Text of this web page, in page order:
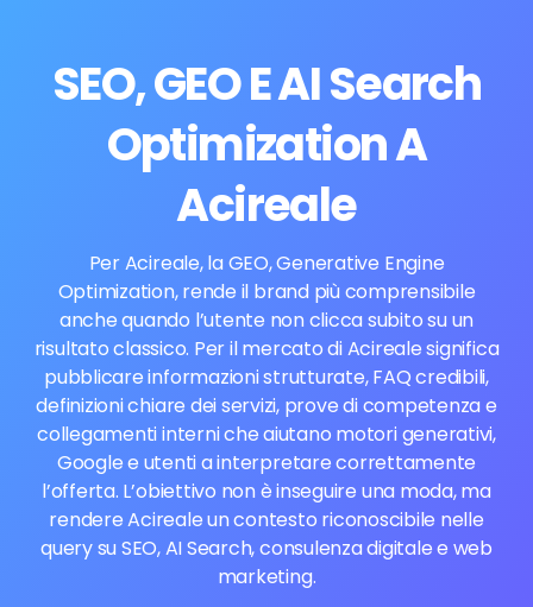
SEO, GEO E AI Search
Optimization A
Acireale
Per Acireale, la GEO, Generative Engine
Optimization, rende il brand più comprensibile
anche quando l’utente non clicca subito su un
risultato classico. Per il mercato di Acireale significa
pubblicare informazioni strutturate, FAQ credibili,
definizioni chiare dei servizi, prove di competenza e
collegamenti interni che aiutano motori generativi,
Google e utenti a interpretare correttamente
l’offerta. L’obiettivo non è inseguire una moda, ma
rendere Acireale un contesto riconoscibile nelle
query su SEO, AI Search, consulenza digitale e web
marketing.